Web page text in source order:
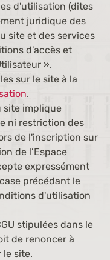
d'utilisation (dites
juridique des
site et des services
d’accès et
».
sur le site à la
.
site implique
ni restriction des
de l'inscription sur
de l’Espace
expressément
précédant le
d'utilisation
stipulées dans le
de renoncer à
le site.